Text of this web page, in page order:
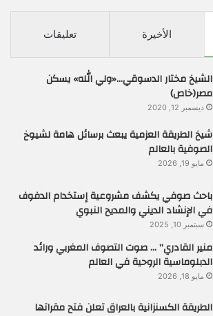
الأخيرة تعليقات
الشيخ مختار الدسوقي…«ولي الله» يسكن
مصر(خاص)
ديسمبر 12, 2020
شيخ الطريقة العزمية يبعث برسائل هامة لشيوخ
الصوفية بالعالم
مايو 19, 2026
باحث صوفي يكشف مشروعية إستخدام الدفوف
في الإنشاد الديني والمديح النبوي
سبتمبر 10, 2025
منير القادري” … صوت التصوف المغربي ورائد
الدبلوماسية الروحية في العالم
مايو 18, 2026
الطريقة الكسنزانية بالعراق تعلن فتح مقراتها